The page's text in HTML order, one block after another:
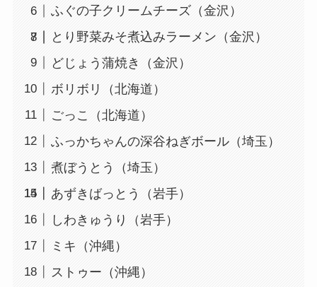
ふぐの子クリームチーズ（金沢）
とり野菜みそ煮込みラーメン（金沢）
どじょう蒲焼き（金沢）
ボリボリ（北海道）
ごっこ（北海道）
ふっかちゃんの深谷ねぎボール（埼玉）
煮ぼうとう（埼玉）
あずきばっとう（岩手）
しわきゅうり（岩手）
ミキ（沖縄）
ストゥー（沖縄）